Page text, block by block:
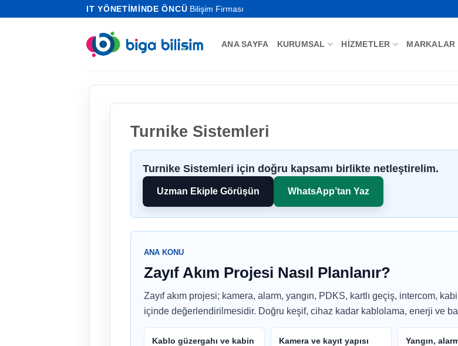
IT YÖNETİMİNDE ÖNCÜ Bilişim Firması
ANA SAYFA KURUMSAL HIZMETLER MARKALAR
Turnike Sistemleri
Turnike Sistemleri için doğru kapsamı birlikte netleştirelim.
Uzman Ekiple Görüşün WhatsApp’tan Yaz
ANA KONU
Zayıf Akım Projesi Nasıl Planlanır?
Zayıf akım projesi; kamera, alarm, yangın, PDKS, kartlı geçiş, intercom,
içinde değerlendirilmesidir. Doğru keşif, cihaz kadar kablolama, enerji ve
Kablo güzergahı ve kabin Kamera ve kayıt yapısı Yangın,